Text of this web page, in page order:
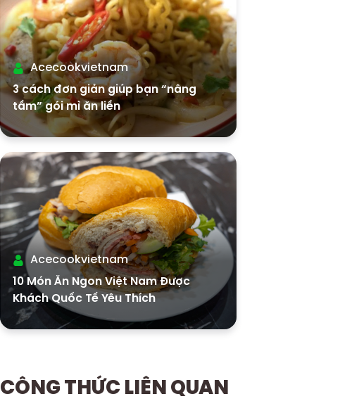
Acecookvietnam
3 cách đơn giản giúp bạn “nâng
tầm” gói mì ăn liền
Acecookvietnam
10 Món Ăn Ngon Việt Nam Được
Khách Quốc Tế Yêu Thích
CÔNG THỨC LIÊN QUAN